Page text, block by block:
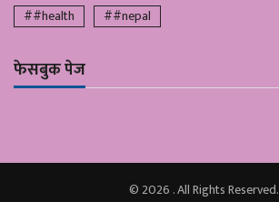
##health
##nepal
फेसबुक पेज
© 2026 . All Rights Reserved.